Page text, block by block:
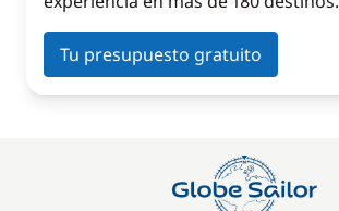
Tu presupuesto gratuito